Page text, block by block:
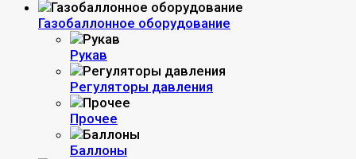
Газобаллонное оборудование
Рукав
Регуляторы давления
Прочее
Баллоны